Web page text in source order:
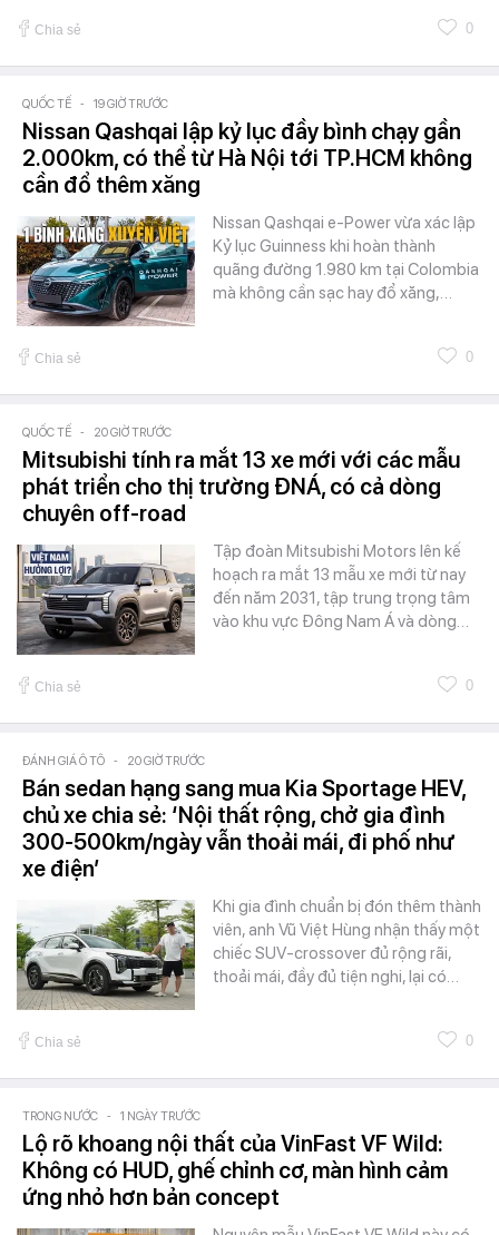
Chia sẻ 0
QUỐC TẾ - 19 GIỜ TRƯỚC
Nissan Qashqai lập kỷ lục đầy bình chạy gần
2.000km, có thể từ Hà Nội tới TP.HCM không
cần đổ thêm xăng
Nissan Qashqai e-Power vừa xác lập
Kỷ lục Guinness khi hoàn thành
quãng đường 1.980 km tại Colombia
mà không cần sạc hay đổ xăng,…
Chia sẻ 0
QUỐC TẾ - 20 GIỜ TRƯỚC
Mitsubishi tính ra mắt 13 xe mới với các mẫu
phát triển cho thị trường ĐNÁ, có cả dòng
chuyên off-road
Tập đoàn Mitsubishi Motors lên kế
hoạch ra mắt 13 mẫu xe mới từ nay
đến năm 2031, tập trung trọng tâm
vào khu vực Đông Nam Á và dòng…
Chia sẻ 0
ĐÁNH GIÁ Ô TÔ - 20 GIỜ TRƯỚC
Bán sedan hạng sang mua Kia Sportage HEV,
chủ xe chia sẻ: ‘Nội thất rộng, chở gia đình
300-500km/ngày vẫn thoải mái, đi phố như
xe điện’
Khi gia đình chuẩn bị đón thêm thành
viên, anh Vũ Việt Hùng nhận thấy một
chiếc SUV-crossover đủ rộng rãi,
thoải mái, đầy đủ tiện nghi, lại có…
Chia sẻ 0
TRONG NƯỚC - 1 NGÀY TRƯỚC
Lộ rõ khoang nội thất của VinFast VF Wild:
Không có HUD, ghế chỉnh cơ, màn hình cảm
ứng nhỏ hơn bản concept